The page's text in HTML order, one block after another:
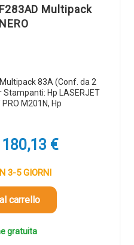
Multipack
83A (Conf. da 2
Stampanti: Hp LASERJET
M201N, Hp
Il
originale
era:
189,61 €.
180,13 €Il
3-5 GIORNI
carrello
gratuita